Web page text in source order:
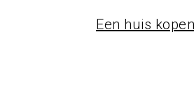
Een huis